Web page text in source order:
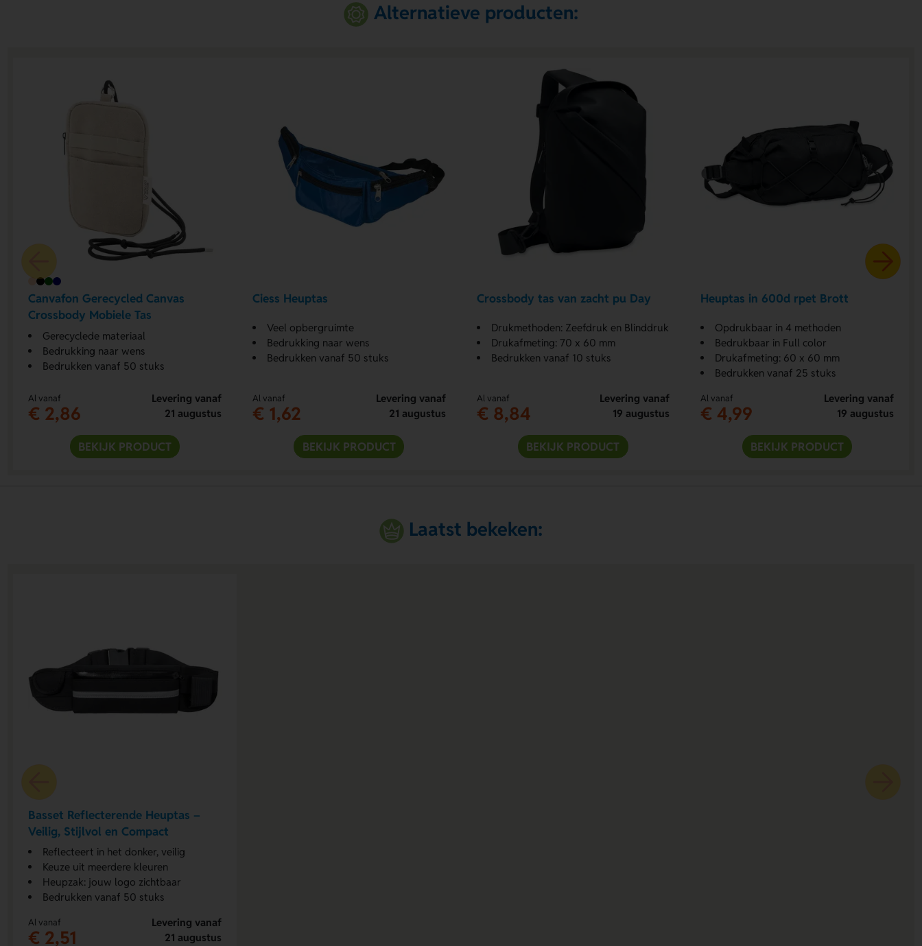
Alternatieve producten:
Canvafon Gerecycled Canvas
Crossbody Mobiele Tas
Gerecyclede materiaal
Bedrukking naar wens
Bedrukken vanaf 50 stuks
Al vanaf
€ 2,86
Levering vanaf
21 augustus
BEKIJK PRODUCT
Ciess Heuptas
Veel opbergruimte
Bedrukking naar wens
Bedrukken vanaf 50 stuks
Al vanaf
€ 1,62
Levering vanaf
21 augustus
BEKIJK PRODUCT
Crossbody tas van zacht pu Day
Drukmethoden: Zeefdruk en Blinddruk
Drukafmeting: 70 x 60 mm
Bedrukken vanaf 10 stuks
Al vanaf
€ 8,84
Levering vanaf
19 augustus
BEKIJK PRODUCT
Heuptas in 600d rpet Brott
Opdrukbaar in 4 methoden
Bedrukbaar in Full color
Drukafmeting: 60 x 60 mm
Bedrukken vanaf 25 stuks
Al vanaf
€ 4,99
Levering vanaf
19 augustus
BEKIJK PRODUCT
Laatst bekeken:
Basset Reflecterende Heuptas –
Veilig, Stijlvol en Compact
Reflecteert in het donker, veilig
Keuze uit meerdere kleuren
Heupzak: jouw logo zichtbaar
Bedrukken vanaf 50 stuks
Al vanaf
€ 2,51
Levering vanaf
21 augustus